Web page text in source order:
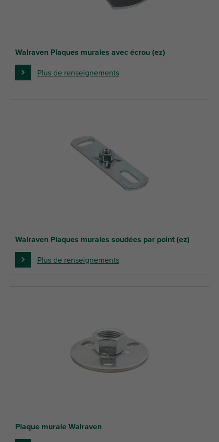
Walraven Plaques murales avec écrou (ez)
Plus de renseignements
Walraven Plaques murales soudées par point (ez)
Plus de renseignements
Plaque murale Walraven